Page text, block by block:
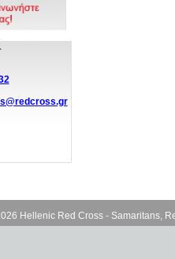
Hellenic Red Cross - Samaritans,